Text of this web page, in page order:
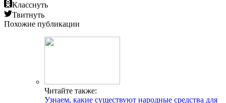
Класснуть
Твитнуть
Похожие публикации
Читайте также:
Узнаем, какие существуют народные средства для